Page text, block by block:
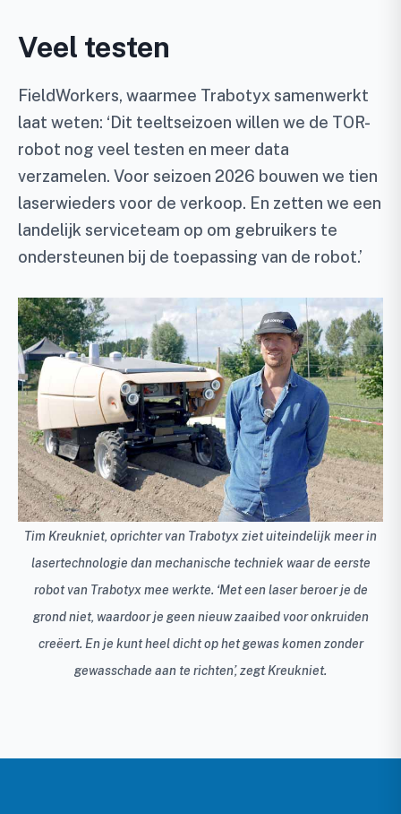
Veel testen
FieldWorkers, waarmee Trabotyx samenwerkt
laat weten: ‘Dit teeltseizoen willen we de TOR-
robot nog veel testen en meer data
verzamelen. Voor seizoen 2026 bouwen we tien
laserwieders voor de verkoop. En zetten we een
landelijk serviceteam op om gebruikers te
ondersteunen bij de toepassing van de robot.’
Tim Kreukniet, oprichter van Trabotyx ziet uiteindelijk meer in
lasertechnologie dan mechanische techniek waar de eerste
robot van Trabotyx mee werkte. ‘Met een laser beroer je de
grond niet, waardoor je geen nieuw zaaibed voor onkruiden
creëert. En je kunt heel dicht op het gewas komen zonder
gewasschade aan te richten’, zegt Kreukniet.